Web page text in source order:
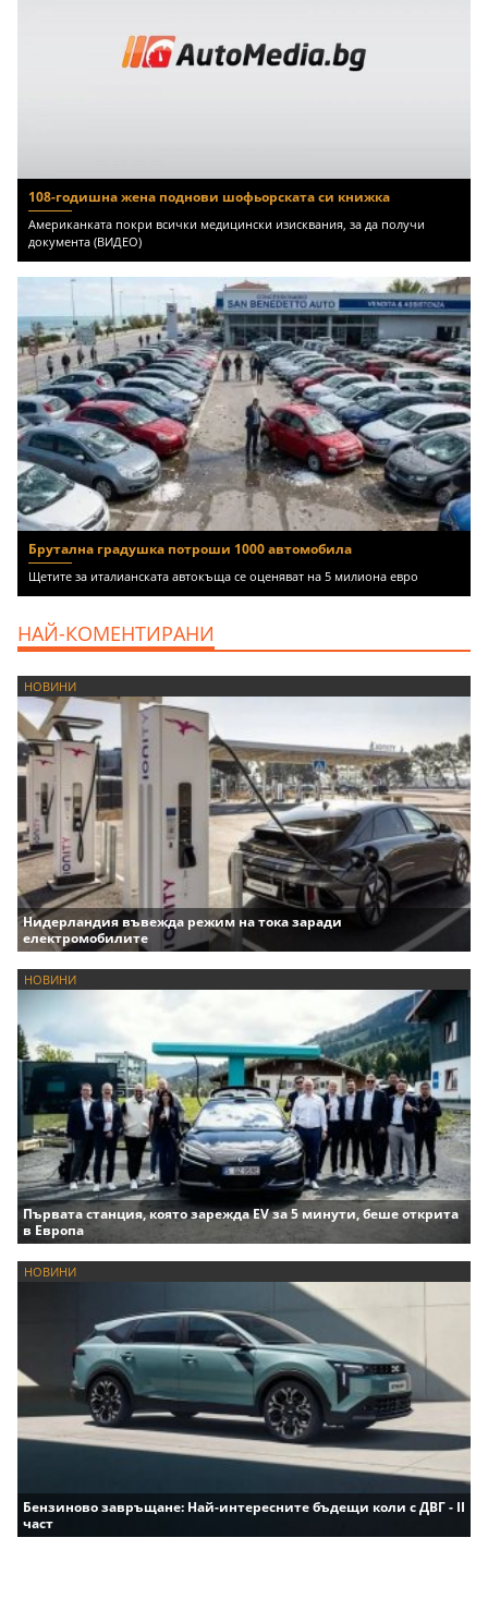
108-годишна жена поднови шофьорската си книжка
Американката покри всички медицински изисквания, за да получи
документа (ВИДЕО)
Брутална градушка потроши 1000 автомобила
Щетите за италианската автокъща се оценяват на 5 милиона евро
НАЙ-КОМЕНТИРАНИ
НОВИНИ
Нидерландия въвежда режим на тока заради
електромобилите
НОВИНИ
Първата станция, която зарежда EV за 5 минути, беше открита
в Европа
НОВИНИ
Бензиново завръщане: Най-интересните бъдещи коли с ДВГ - II
част